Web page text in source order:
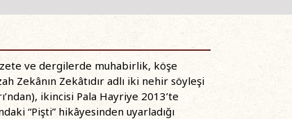
ve dergilerde muhabirlik, köşe
Zekânın Zekâtıdır adlı iki nehir söyleşi
ikincisi Pala Hayriye 2013’te
“Pişti” hikâyesinden uyarladığı